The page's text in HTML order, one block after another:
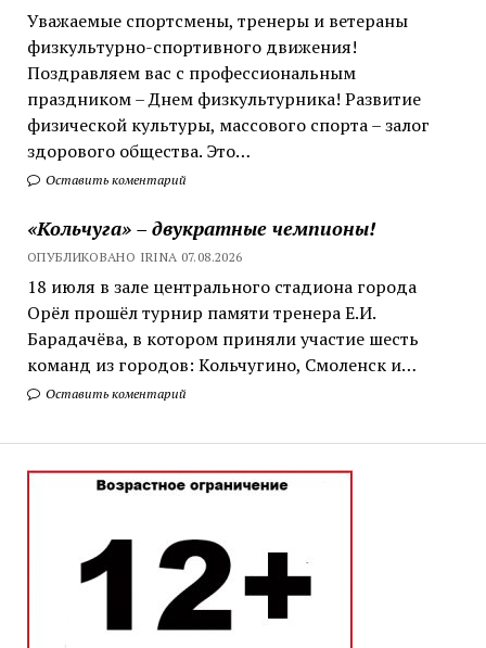
Уважаемые спортсмены, тренеры и ветераны
физкультурно-спортивного движения!
Поздравляем вас с профессиональным
праздником – Днем физкультурника! Развитие
физической культуры, массового спорта – залог
здорового общества. Это…
Оставить коментарий
«Кольчуга» – двукратные чемпионы!
ОПУБЛИКОВАНО IRINA 07.08.2026
18 июля в зале центрального стадиона города
Орёл прошёл турнир памяти тренера Е.И.
Барадачёва, в котором приняли участие шесть
команд из городов: Кольчугино, Смоленск и…
Оставить коментарий